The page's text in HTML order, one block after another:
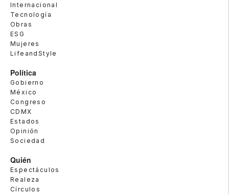
Internacional
Tecnología
Obras
ESG
Mujeres
LifeandStyle
Política
Gobierno
México
Congreso
CDMX
Estados
Opinión
Sociedad
Quién
Espectáculos
Realeza
Círculos